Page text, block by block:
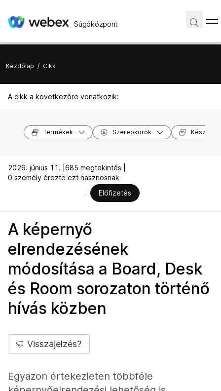
Súgóközpont
Kezdőlap / Cikk
A cikk a következőre vonatkozik:
Termékek Szerepkörök
2026. június 11. | 685 megtekintés |
0 személy érezte ezt hasznosnak
Előfizetés
A képernyő
elrendezésének
módosítása a Board, Desk
és Room sorozaton történő
hívás közben
Visszajelzés?
Egyazon értekezleten többféle